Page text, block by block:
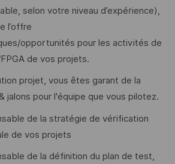
selon votre niveau d’expérience),
l’offre
opportunités pour les activités de
de vos projets.
projet, vous êtes garant de la
jalons pour l'équipe que vous pilotez.
de la stratégie de vérification
de vos projets
de la définition du plan de test,